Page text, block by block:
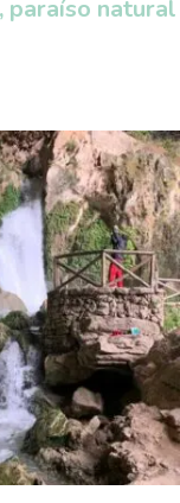
paraíso natural